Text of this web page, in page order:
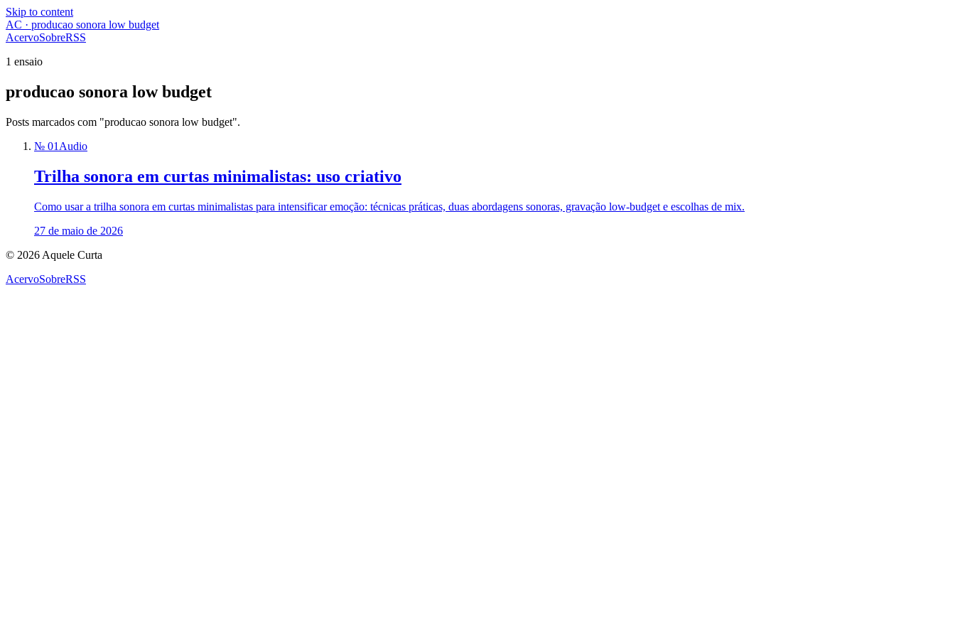
Skip to content
AC · producao sonora low budget
AcervoSobreRSS
1 ensaio
producao sonora low budget
Posts marcados com "producao sonora low budget".
№ 01 Audio
Trilha sonora em curtas minimalistas: uso criativo
Como usar a trilha sonora em curtas minimalistas para intensificar emoção: técnicas práticas, duas abordagens sonoras, gravação low-budget e escolhas de mix.
27 de maio de 2026
© 2026 Aquele Curta
AcervoSobreRSS